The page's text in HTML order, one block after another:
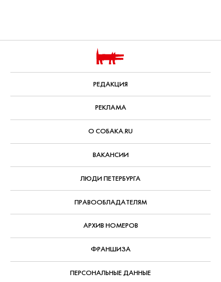
РЕДАКЦИЯ
РЕКЛАМА
О СОБАКА.RU
ВАКАНСИИ
ЛЮДИ ПЕТЕРБУРГА
ПРАВООБЛАДАТЕЛЯМ
АРХИВ НОМЕРОВ
ФРАНШИЗА
ПЕРСОНАЛЬНЫЕ ДАННЫЕ